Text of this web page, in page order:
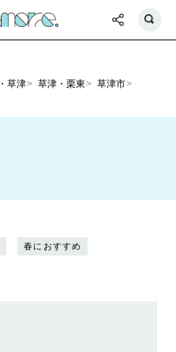
草津 草津・栗東
草津市
春におすすめ